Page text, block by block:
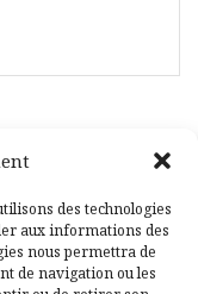
des technologies
aux informations des
nous permettra de
de navigation ou les